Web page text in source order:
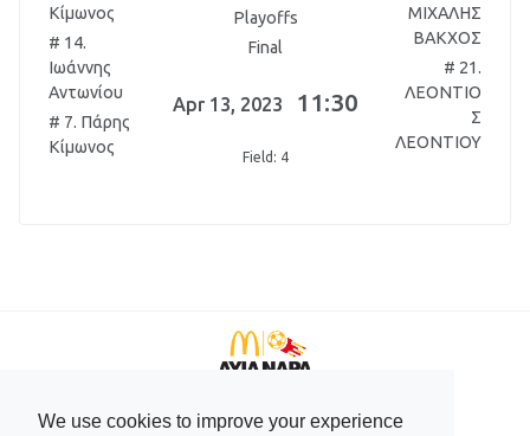
We use cookies to improve your experience
Κίμωνος
# 14.
Ιωάννης
Αντωνίου
# 7. Πάρης
Κίμωνος
Playoffs
Final
Apr 13, 2023 11:30
Field: 4
ΜΙΧΑΛΗΣ
ΒΑΚΧΟΣ
# 21.
ΛΕΟΝΤΙΟ
Σ
ΛΕΟΝΤΙΟΥ